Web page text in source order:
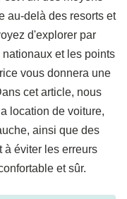
au-delà des resorts et
d'explorer par
et les points
vous donnera une
cet article, nous
location de voiture,
ainsi que des
à éviter les erreurs
et sûr.